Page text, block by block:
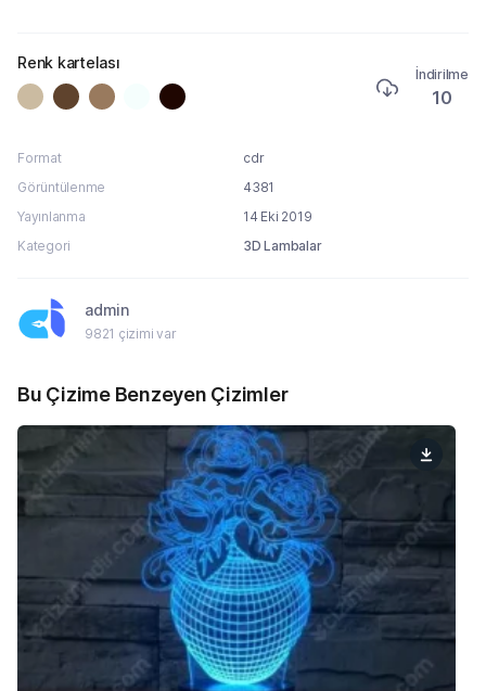
Renk kartelası
İndirilme
10
Format
cdr
Görüntülenme
4381
Yayınlanma
14 Eki 2019
Kategori
3D Lambalar
admin
9821 çizimi var
Bu Çizime Benzeyen Çizimler